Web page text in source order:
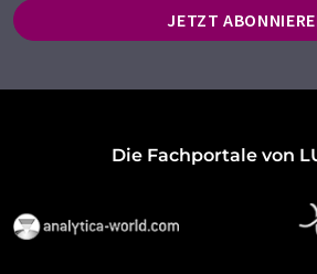
JETZT
Die Fachportale von